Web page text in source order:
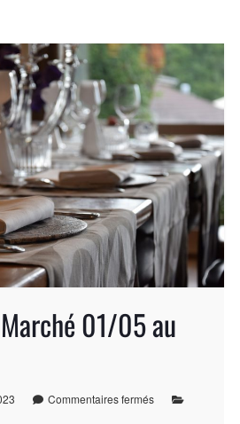
01/05 au
Commentaires fermés